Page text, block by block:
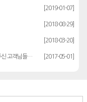
[2019-01-07]
[2018-08-29]
[2018-03-20]
* [동부회원권거래소]고객만족 브랜드대상 수상 성원해주신 고객님들께 감사드립… [2017-05-01]